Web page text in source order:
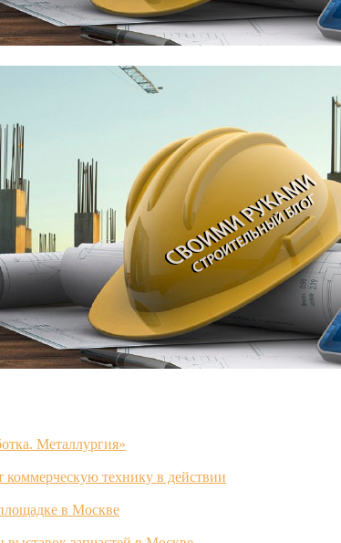
Металлургия»
коммерческую технику в действии
в Москве